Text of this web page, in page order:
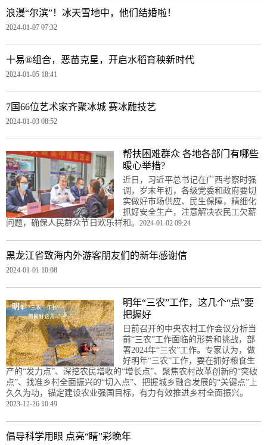
浪漫“尔滨”！冰天雪地中，他们结婚啦！
2024-01-07 07:32
十易®组合，恶苗克星，开启水稻育秧新时代
2024-01-05 18:41
7国66位艺术家齐聚冰城 赛冰雕技艺
2024-01-03 08:52
帮扶困难群众 各地各部门有哪些
暖心举措?
近日，习近平总书记在广西考察时强
调，岁末年初，各级党委和政府要切
实做好市场供应、民生保障，精细化
抓好安全生产，注意解决农民工欠薪
问题，确保人民群众节日欢乐祥和。 2024-01-02 09:24
黑龙江省​致海内外游客朋友们的新年感谢信
2024-01-01 10:08
明年“三农”工作，这几个“点”要
把握好
日前召开的中央农村工作会议分析当
前“三农”工作面临的形势和挑战，部
署2024年“三农”工作。专家认为，做
好明年“三农”工作，要在抓好粮食生
产的“发力点”、深挖农民增收的“增长点”、聚焦农村改革创新的“突破
点”、找准乡村全面振兴的“切入点”、把握城乡融合发展的“关键点”上
久久为功，锚定建设农业强国目标，有力有效推进乡村全面振兴。
2023-12-26 10:49
倡导科学用眼 点亮“睛”彩晚年